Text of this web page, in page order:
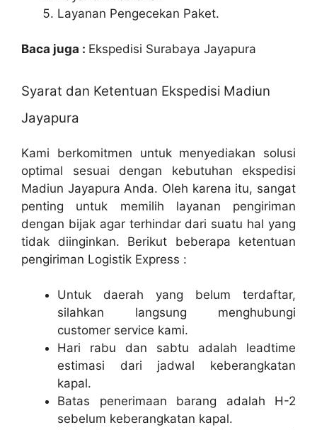
Layanan Pengecekan Paket.
Baca juga : Ekspedisi Surabaya Jayapura
Syarat dan Ketentuan Ekspedisi Madiun
Jayapura
Kami berkomitmen untuk menyediakan solusi
optimal sesuai dengan kebutuhan ekspedisi
Madiun Jayapura Anda. Oleh karena itu, sangat
penting untuk memilih layanan pengiriman
dengan bijak agar terhindar dari suatu hal yang
tidak diinginkan. Berikut beberapa ketentuan
pengiriman Logistik Express :
Untuk daerah yang belum terdaftar,
silahkan langsung menghubungi
customer service kami.
Hari rabu dan sabtu adalah leadtime
estimasi dari jadwal keberangkatan
kapal.
Batas penerimaan barang adalah H-2
sebelum keberangkatan kapal.